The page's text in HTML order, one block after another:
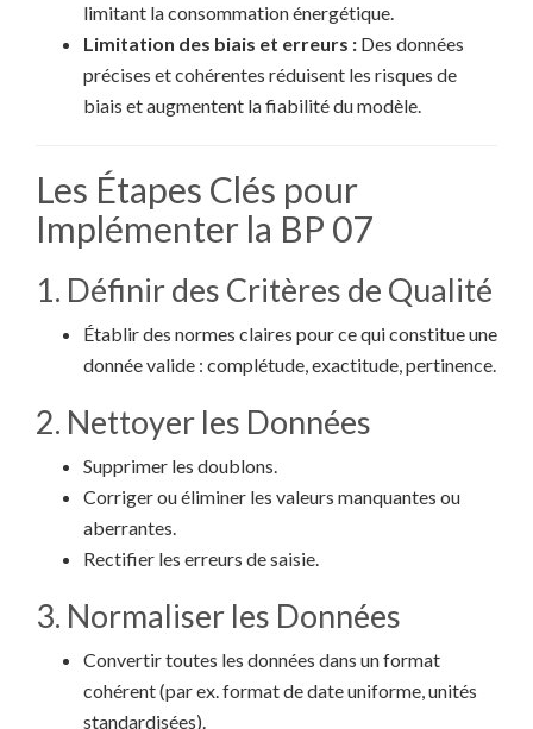
limitant la consommation énergétique.
Limitation des biais et erreurs : Des données
précises et cohérentes réduisent les risques de
biais et augmentent la fiabilité du modèle.
Les Étapes Clés pour
Implémenter la BP 07
1. Définir des Critères de Qualité
Établir des normes claires pour ce qui constitue une
donnée valide : complétude, exactitude, pertinence.
2. Nettoyer les Données
Supprimer les doublons.
Corriger ou éliminer les valeurs manquantes ou
aberrantes.
Rectifier les erreurs de saisie.
3. Normaliser les Données
Convertir toutes les données dans un format
cohérent (par ex. format de date uniforme, unités
standardisées).